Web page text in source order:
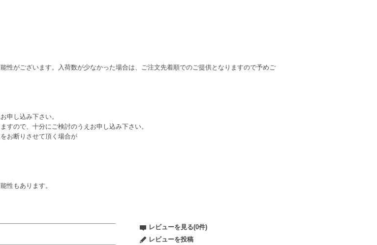
性がございます。入荷数が少なかった場合は、ご注文先着順でのご提供となりますので予めご
申し込み下さい。
すので、十分にご検討のうえお申し込み下さい。
お断りさせて頂く場合が
性もあります。
レビューを見る(0件)
レビューを投稿